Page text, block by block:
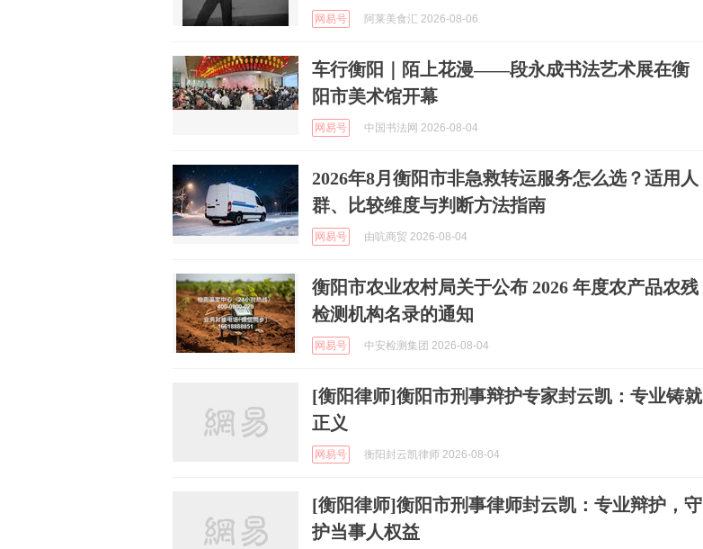
网易号 阿莱美食汇 2026-08-06
车行衡阳｜陌上花漫——段永成书法艺术展在衡
阳市美术馆开幕
网易号 中国书法网 2026-08-04
2026年8月衡阳市非急救转运服务怎么选？适用人
群、比较维度与判断方法指南
网易号 由吭商贸 2026-08-04
衡阳市农业农村局关于公布 2026 年度农产品农残
检测机构名录的通知
网易号 中安检测集团 2026-08-04
[衡阳律师]衡阳市刑事辩护专家封云凯：专业铸就
正义
网易号 衡阳封云凯律师 2026-08-04
[衡阳律师]衡阳市刑事律师封云凯：专业辩护，守
护当事人权益